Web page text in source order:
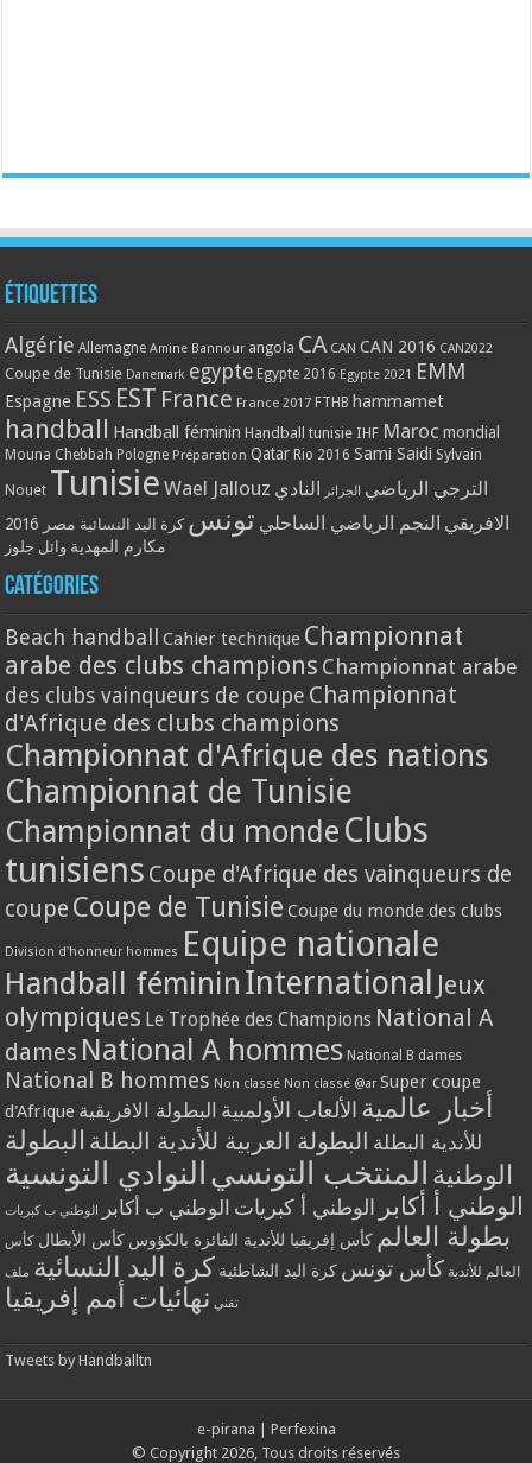
Étiquettes
Algérie Allemagne Amine Bannour angola CA CAN CAN 2016 CAN2022
Coupe de Tunisie Danemark egypte Egypte 2016 Egypte 2021 EMM
Espagne ESS EST France France 2017 FTHB hammamet
handball Handball féminin Handball tunisie IHF Maroc mondial
Mouna Chebbah Pologne Préparation Qatar Rio 2016 Sami Saidi Sylvain
Nouet Tunisie Wael Jallouz الترجي الرياضي الجزائر النادي
الافريقي النجم الرياضي الساحلي تونس كرة اليد النسائية مصر 2016
مكارم المهدية وائل جلوز
Catégories
Beach handball Cahier technique Championnat
arabe des clubs champions Championnat arabe
des clubs vainqueurs de coupe Championnat
d'Afrique des clubs champions
Championnat d'Afrique des nations
Championnat de Tunisie
Championnat du monde Clubs
tunisiens Coupe d'Afrique des vainqueurs de
coupe Coupe de Tunisie Coupe du monde des clubs
Division d'honneur hommes Equipe nationale
Handball féminin International Jeux
olympiques Le Trophée des Champions National A
dames National A hommes National B dames
National B hommes Non classé Non classé @ar Super coupe
d'Afrique
أخبار عالمية الألعاب الأولمبية البطولة الافريقية
للأندية البطلة البطولة العربية للأندية البطلة البطولة
الوطنية المنتخب التونسي النوادي التونسية
الوطني أ أكابر الوطني أ كبريات الوطني ب أكابر الوطني ب كبريات
بطولة العالم كأس إفريقيا للأندية الفائزة بالكؤوس كأس الأبطال كأس
العالم للأندية كأس تونس كرة اليد الشاطئية كرة اليد النسائية ملف
تقني نهائيات أمم إفريقيا
Tweets by Handballtn
e-pirana
Perfexina
© Copyright 2026, Tous droits réservés